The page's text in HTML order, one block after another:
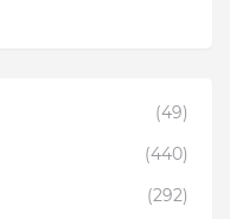
(49)
(440)
(292)